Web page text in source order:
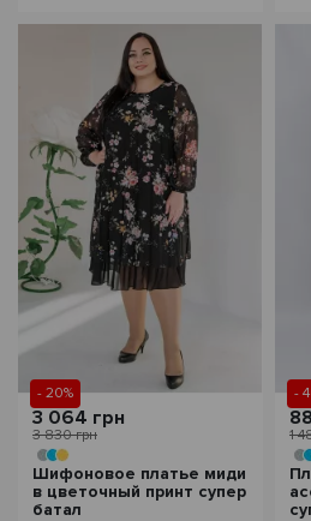
- 20%
3 064 грн
3 830 грн
Шифоновое платье миди
в цветочный принт супер
батал
-
1